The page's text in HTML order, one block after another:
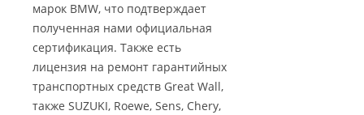
марок BMW, что подтверждает
полученная нами официальная
сертификация. Также есть
лицензия на ремонт гарантийных
транспортных средств Great Wall,
также SUZUKI, Roewe, Sens, Chery,